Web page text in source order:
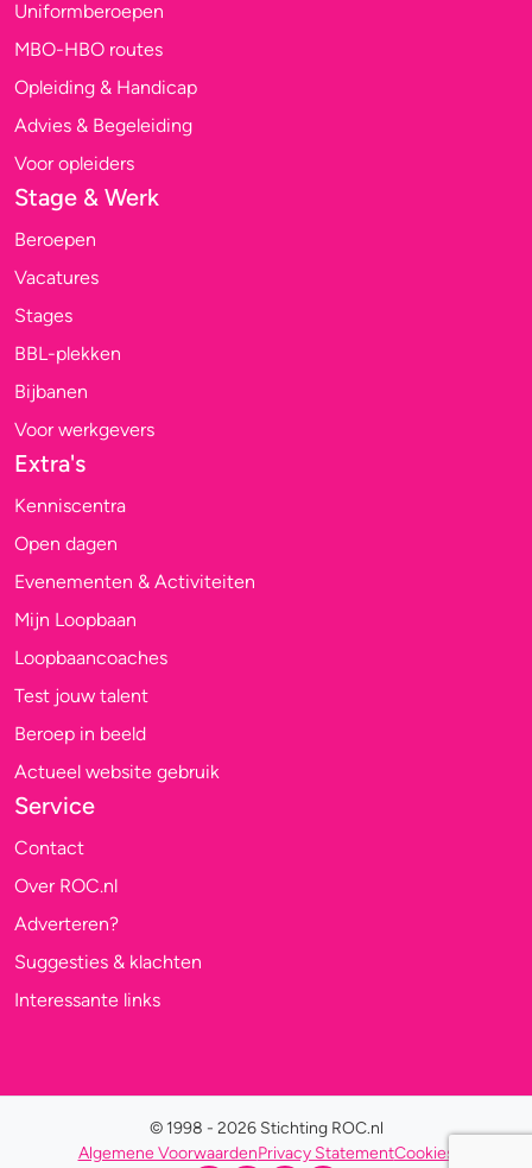
Uniformberoepen
MBO-HBO routes
Opleiding & Handicap
Advies & Begeleiding
Voor opleiders
Stage & Werk
Beroepen
Vacatures
Stages
BBL-plekken
Bijbanen
Voor werkgevers
Extra's
Kenniscentra
Open dagen
Evenementen & Activiteiten
Mijn Loopbaan
Loopbaancoaches
Test jouw talent
Beroep in beeld
Actueel website gebruik
Service
Contact
Over ROC.nl
Adverteren?
Suggesties & klachten
Interessante links
© 1998 - 2026 Stichting ROC.nl
Algemene VoorwaardenPrivacy StatementCookies